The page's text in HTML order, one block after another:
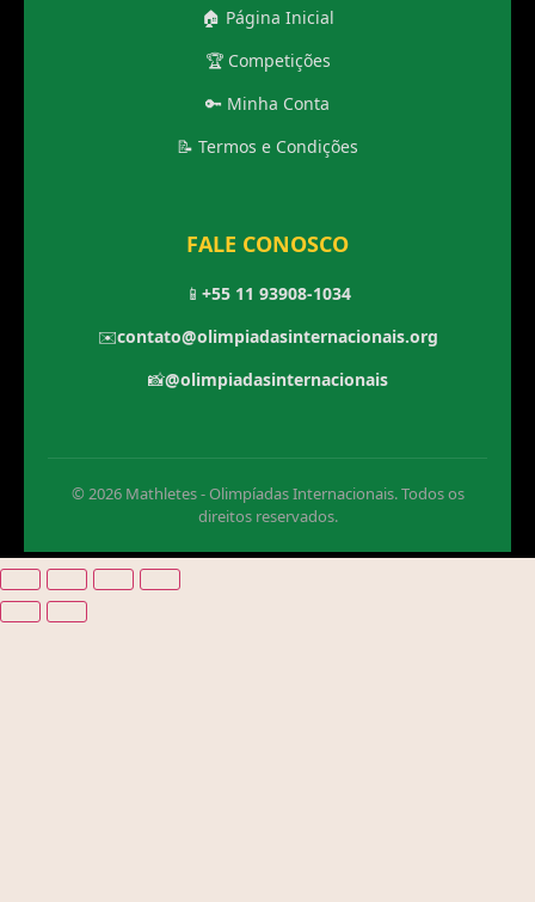
🏠 Página Inicial
🏆 Competições
🔑 Minha Conta
📝 Termos e Condições
FALE CONOSCO
📱 +55 11 93908-1034
✉️contato@olimpiadasinternacionais.org
📸@olimpiadasinternacionais
© 2026 Mathletes - Olimpíadas Internacionais. Todos os
direitos reservados.